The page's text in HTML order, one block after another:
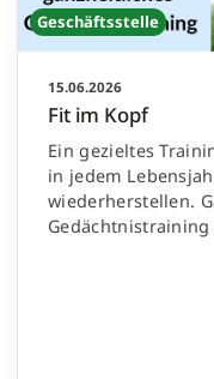
Geschäftsstelle
15.06.2026
Fit im Kopf
Ein gezieltes
in jedem
wiederherstellen.